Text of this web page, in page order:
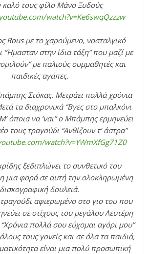
καλό τους φίλο Μάνο Ξυδούς
watch?v=Ke6swqQzzzw
Rous με το χαρούμενο, νοσταλγικό
“Ήμασταν στην ίδια τάξη” που μαζί με
με παλιούς συμμαθητές και
παιδικές αγάπες.
Στόκας. Μετράει πολλά χρόνια
τα διαχρονικά “Βγες στο μπαλκόνι
όποια να ‘ναι” ο Μπάμπης ερμηνεύει
τους τραγούδι “Ανθίζουν τ’ άστρα”
watch?v=YWmXfGg71Z0
ξεδιπλώνει το συνθετικό του
μια φορά σε αυτή την ολοκληρωμένη
δισκογραφική δουλειά.
τραγούδι αφιερωμένο στο γιο του που
σε στίχους του μεγάλου Λευτέρη
πολλά σου εύχομαι αγόρι μου”
τους γονείς και σε όλα τα παιδιά,
είναι μια πολύ προσωπική